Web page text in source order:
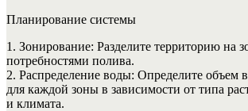
Планирование системы
1. Зонирование: Разделите территорию на
потребностями полива.
2. Распределение воды: Определите объем
для каждой зоны в зависимости от типа
и климата.